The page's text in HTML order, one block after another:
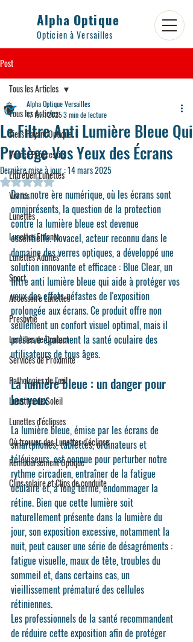
Alpha Optique
Opticien à Versailles
Post
Tous les Articles
Tiers Payant Optique
Verres Progressifs
Entretien Lunettes
Verres
Lunettes
Lunettes Enfants
Lunettes Adultes
Sport
Accessoire Lunettes
Presbytie
Lentilles de Contact
Services de Proximité
Pathologies de l'œil
Lunettes de Soleil
Lunettes d'éclipses
Où trouver des Lunettes d'éclipse
Remboursement Optique
Clips solaire et Clips de conduite
Tous les Articles
Le Filtre Anti Lumière Bleue Qui
Protège Vos Yeux des Écrans
Alpha Optique Versailles
17 févr. 20253 min de lecture
Dernière mise à jour :14 mars 2025
Noté NaN étoiles sur 5.
Dans notre ère numérique, où les écrans sont
omniprésents, la question de la protection
contre la lumière bleue est devenue
essentielle. Novacel, acteur reconnu dans le
domaine des verres optiques, a développé une
solution innovante et efficace : Blue Clear, un
filtre anti lumière bleue qui aide à protéger vos
yeux des effets néfastes de l'exposition
prolongée aux écrans. Ce produit offre non
seulement un confort visuel optimal, mais il
préserve également la santé oculaire des
utilisateurs de tous âges.
La lumière bleue : un danger pour
les yeux
La lumière bleue, émise par les écrans de
smartphones, tablettes, ordinateurs et
téléviseurs, est connue pour perturber notre
rythme circadien, entraîner de la fatigue
oculaire et, à long terme, endommager la
rétine. Bien que cette lumière soit
naturellement présente dans la lumière du
jour, son exposition excessive, notamment la
nuit, peut causer une série de désagréments :
fatigue visuelle, maux de tête, troubles du
sommeil et, dans certains cas, un
vieillissement prématuré des cellules
rétiniennes.
Les professionnels de la santé recommandent
de réduire cette exposition afin de protéger